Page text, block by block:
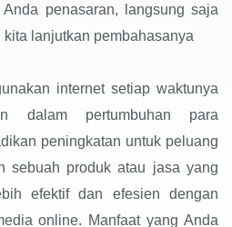
penasaran, langsung saja
lanjutkan pembahasanya
internet setiap waktunya
dalam pertumbuhan para
peningkatan untuk peluang
sebuah produk atau jasa yang
efektif dan efesien dengan
online. Manfaat yang Anda